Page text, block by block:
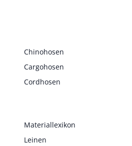
Chinohosen
Cargohosen
Cordhosen
Materiallexikon
Leinen